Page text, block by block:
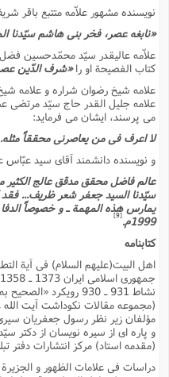
نویسنده مشهور علاّمه متتبع باقر
«نابغه عصر، فخر بنى هاشم سیّدنا
علاّمه عالیقدر سیّد محمّدحسین فضل
کتاب الفصیحة او را«شرف الدّین
علامه شیخ رضوان شراره و علامه
علامه جلیل القدر حاج سیّد مرتضى
مى پرسند، ایشان مى فرماید:
لا اعرف فى من یعاصرنى محققاً مثله.
و نویسنده دانشمند آقاى سید
عالم فاضل محقق مدقق عالج الکثیر
سیّدنا السید جعفر شعر ظریف... فقد
یمارس هذه المهمة ـ و خصوصاً
1999م.
کتابنامه
اهل البیت(علیهم السلام) فى آیة
نشاط 931 ـ 930 رویکرد «الصحیح به سیره رسول خدا(صلى الله علیه وآله)
(مجموعه مقالات نکوداشت آیت
مؤلفان زیر نظر رسول جعفریان
(مقدمه استاد) مرکز انتشارات دفتر
دراسات فى علامات الظهور و